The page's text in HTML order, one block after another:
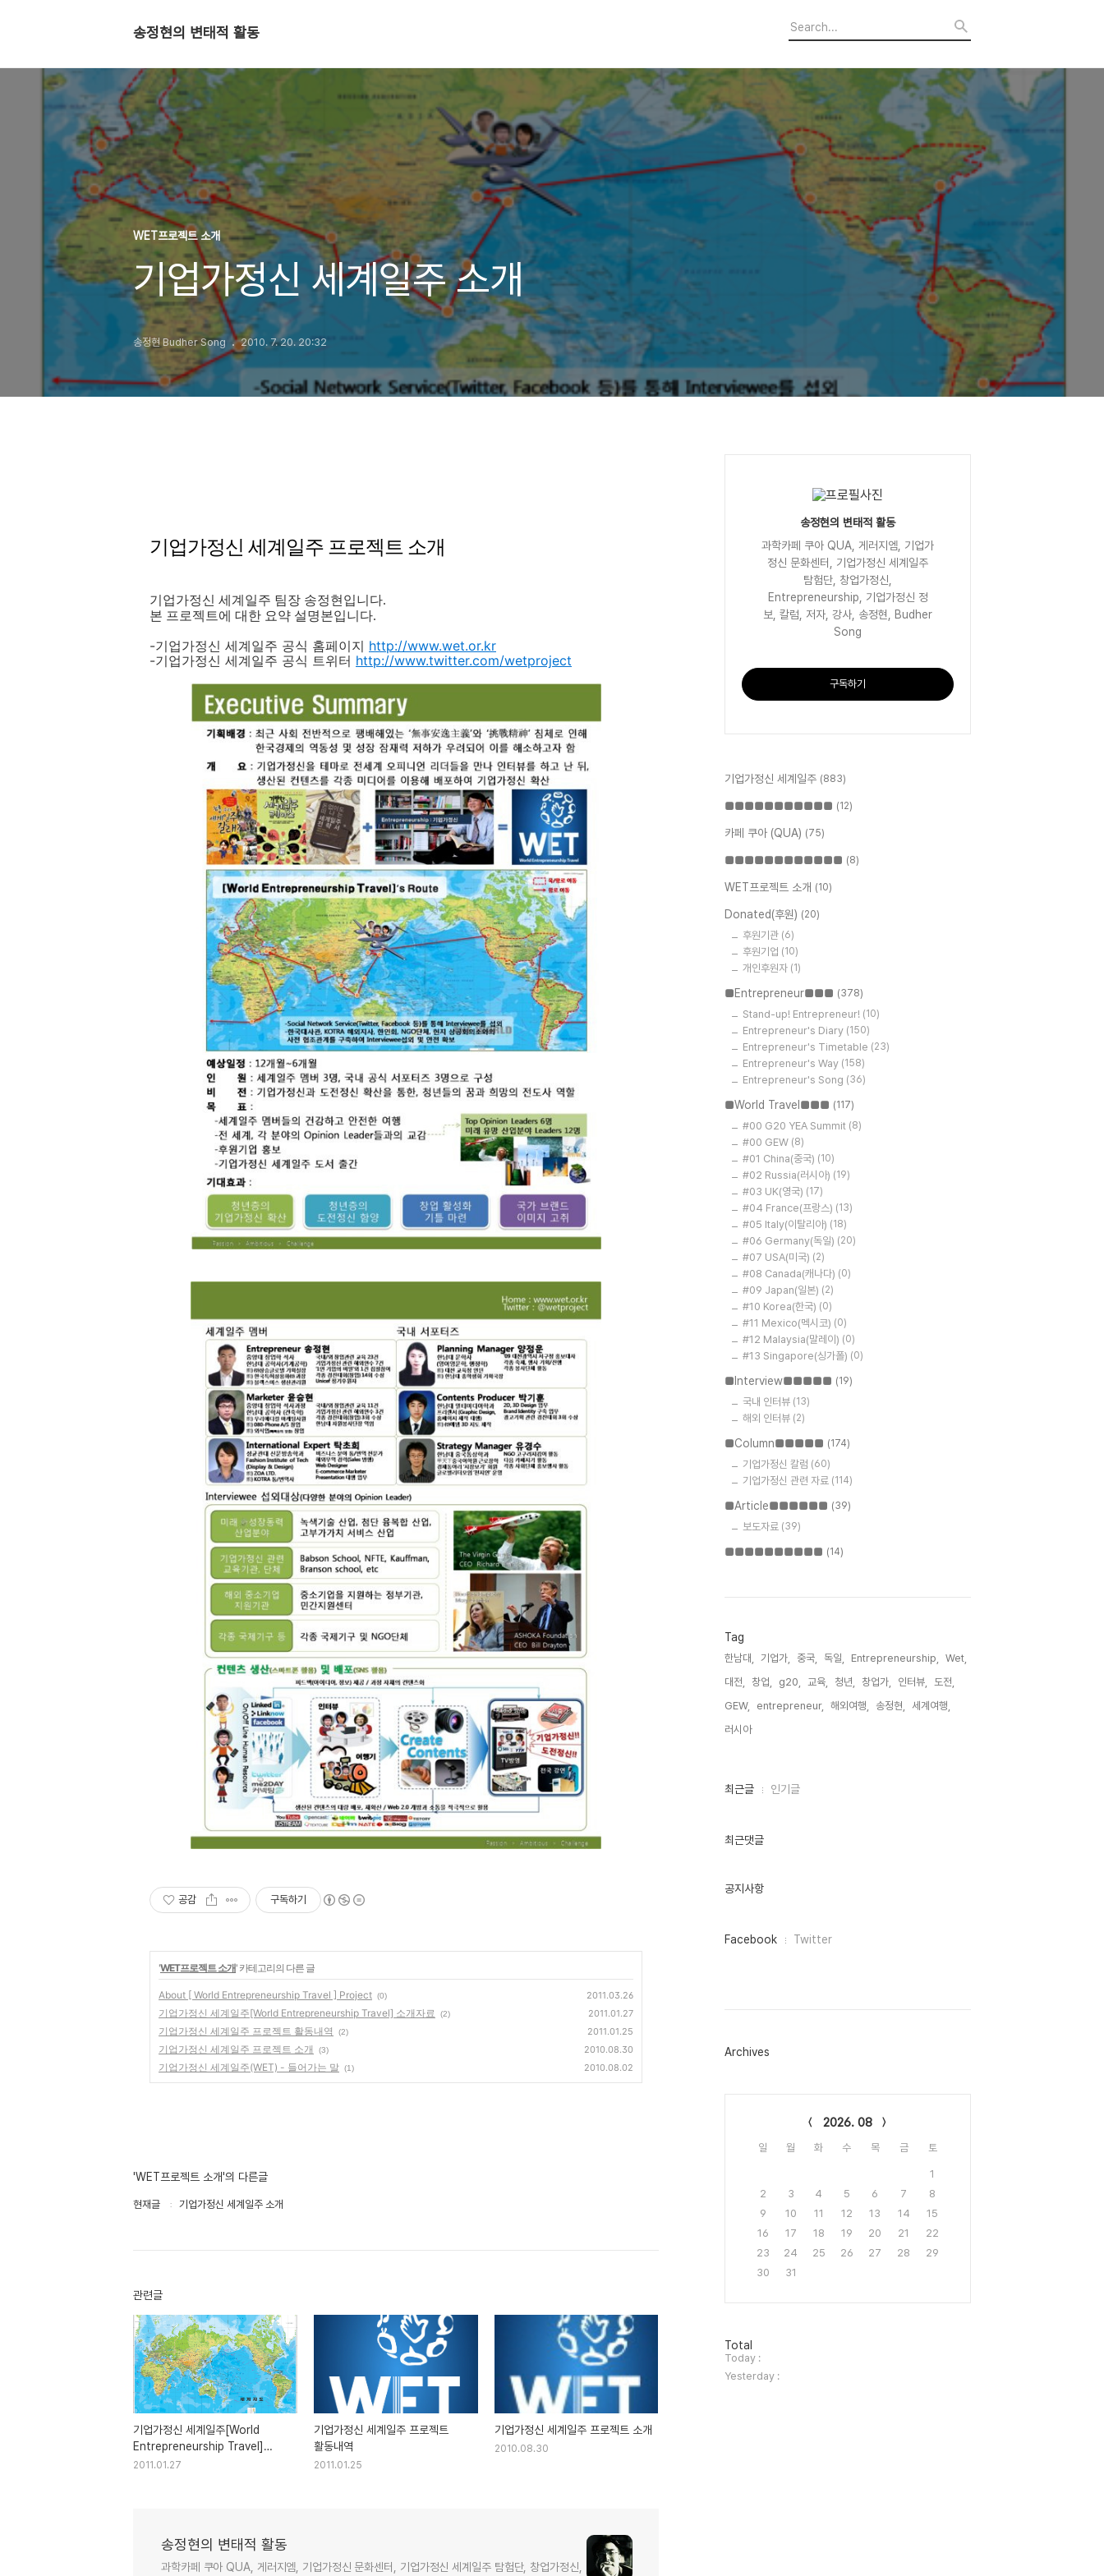
송정현의 변태적 활동
WET프로젝트 소개
기업가정신 세계일주 소개
송정현 Budher Song 2010. 7. 20. 20:32
기업가정신 세계일주 프로젝트 소개
기업가정신 세계일주 팀장 송정현입니다.
본 프로젝트에 대한 요약 설명본입니다.
-기업가정신 세계일주 공식 홈페이지 http://www.wet.or.kr
-기업가정신 세계일주 공식 트위터 http://www.twitter.com/wetproject
공감 구독하기
'WET프로젝트 소개' 카테고리의 다른 글
About [ World Entrepreneurship Travel ] Project (0) 2011.03.26
기업가정신 세계일주[World Entrepreneurship Travel] 소개자료 (2) 2011.01.27
기업가정신 세계일주 프로젝트 활동내역 (2) 2011.01.25
기업가정신 세계일주 프로젝트 소개 (3) 2010.08.30
기업가정신 세계일주(WET) - 들어가는 말 (1) 2010.08.02
'WET프로젝트 소개'의 다른글
현재글 기업가정신 세계일주 소개
관련글
기업가정신 세계일주[World
Entrepreneurship Travel]
소개자료
2011.01.27
기업가정신 세계일주 프로젝트
활동내역
2011.01.25
기업가정신 세계일주 프로젝트 소개
2010.08.30
송정현의 변태적 활동
과학카페 쿠아 QUA, 게러지엠, 기업가정신 문화센터, 기업가정신 세계일주 탐험단, 창업가정신,
송정현의 변태적 활동
과학카페 쿠아 QUA, 게러지엠, 기업가
정신 문화센터, 기업가정신 세계일주
탐험단, 창업가정신,
Entrepreneurship, 기업가정신 정
보, 칼럼, 저자, 강사, 송정현, Budher
Song
구독하기
기업가정신 세계일주 (883)
■■■■■■■■■■■ (12)
카페 쿠아 (QUA) (75)
■■■■■■■■■■■■ (8)
WET프로젝트 소개 (10)
Donated(후원) (20)
후원기관 (6)
후원기업 (10)
개인후원자 (1)
■Entrepreneur■■■ (378)
Stand-up! Entrepreneur! (10)
Entrepreneur's Diary (150)
Entrepreneur's Timetable (23)
Entrepreneur's Way (158)
Entrepreneur's Song (36)
■World Travel■■■ (117)
#00 G20 YEA Summit (8)
#00 GEW (8)
#01 China(중국) (10)
#02 Russia(러시아) (19)
#03 UK(영국) (17)
#04 France(프랑스) (13)
#05 Italy(이탈리아) (18)
#06 Germany(독일) (20)
#07 USA(미국) (2)
#08 Canada(캐나다) (0)
#09 Japan(일본) (2)
#10 Korea(한국) (0)
#11 Mexico(멕시코) (0)
#12 Malaysia(말레이) (0)
#13 Singapore(싱가폴) (0)
■Interview■■■■■ (19)
국내 인터뷰 (13)
해외 인터뷰 (2)
■Column■■■■■ (174)
기업가정신 칼럼 (60)
기업가정신 관련 자료 (114)
■Article■■■■■■ (39)
보도자료 (39)
■■■■■■■■■■ (14)
Tag
한남대, 기업가, 중국, 독일, Entrepreneurship,
Wet,
대전,
창업, g20, 교육, 청년, 창업가, 인터뷰,
도전,
GEW,
entrepreneur, 해외여행, 송정현,
세계여행,
러시아,
최
인
최근글 인기글
최근댓글
공지사항
페
그
Facebook Twitter
Archives
2026. 08
일 월 화 수 목 금 토
1
2
3 4 5 6 7
8
9
10 11 12 13 14
15
16
17 18 19 20 21
22
23
24 25 26 27 28
29
30
31
방
문
자
수
Total
Today :
Yesterday :